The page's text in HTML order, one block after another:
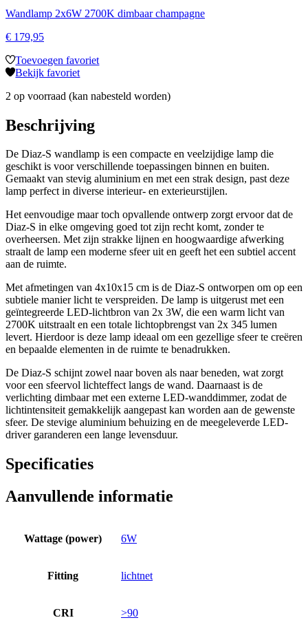
Wandlamp 2x6W 2700K dimbaar champagne
€ 179,95
Toevoegen favoriet
Bekijk favoriet
2 op voorraad (kan nabesteld worden)
Beschrijving
De Diaz-S wandlamp is een compacte en veelzijdige lamp die
geschikt is voor verschillende toepassingen binnen en buiten.
Gemaakt van stevig aluminium en met een strak design, past deze
lamp perfect in diverse interieur- en exterieurstijlen.
Het eenvoudige maar toch opvallende ontwerp zorgt ervoor dat de
Diaz-S in elke omgeving goed tot zijn recht komt, zonder te
overheersen. Met zijn strakke lijnen en hoogwaardige afwerking
straalt de lamp een moderne sfeer uit en geeft het een subtiel accent
aan de ruimte.
Met afmetingen van 4x10x15 cm is de Diaz-S ontworpen om op een
subtiele manier licht te verspreiden. De lamp is uitgerust met een
geïntegreerde LED-lichtbron van 2x 3W, die een warm licht van
2700K uitstraalt en een totale lichtopbrengst van 2x 345 lumen
levert. Hierdoor is deze lamp ideaal om een gezellige sfeer te creëren
en bepaalde elementen in de ruimte te benadrukken.
De Diaz-S schijnt zowel naar boven als naar beneden, wat zorgt
voor een sfeervol lichteffect langs de wand. Daarnaast is de
verlichting dimbaar met een externe LED-wanddimmer, zodat de
lichtintensiteit gemakkelijk aangepast kan worden aan de gewenste
sfeer. De stevige aluminium behuizing en de meegeleverde LED-
driver garanderen een lange levensduur.
Specificaties
Aanvullende informatie
Wattage (power) 6W
Fitting lichtnet
CRI >90